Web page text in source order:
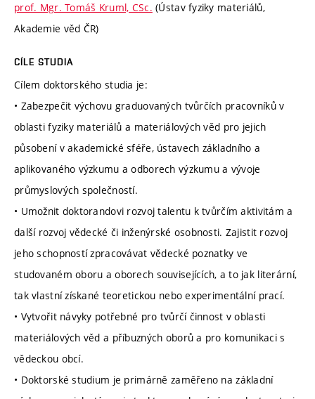
prof. Mgr. Tomáš Kruml, CSc. (Ústav fyziky materiálů,
Akademie věd ČR)
CÍLE STUDIA
Cílem doktorského studia je:
• Zabezpečit výchovu graduovaných tvůrčích pracovníků v
oblasti fyziky materiálů a materiálových věd pro jejich
působení v akademické sféře, ústavech základního a
aplikovaného výzkumu a odborech výzkumu a vývoje
průmyslových společností.
• Umožnit doktorandovi rozvoj talentu k tvůrčím aktivitám a
další rozvoj vědecké či inženýrské osobnosti. Zajistit rozvoj
jeho schopností zpracovávat vědecké poznatky ve
studovaném oboru a oborech souvisejících, a to jak literární,
tak vlastní získané teoretickou nebo experimentální prací.
• Vytvořit návyky potřebné pro tvůrčí činnost v oblasti
materiálových věd a příbuzných oborů a pro komunikaci s
vědeckou obcí.
• Doktorské studium je primárně zaměřeno na základní